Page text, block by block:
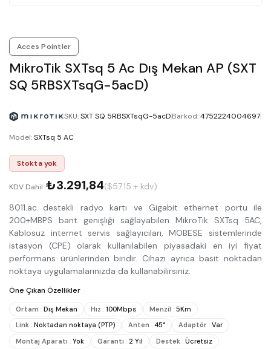
Acces Pointler
MikroTik SXTsq 5 Ac Dış Mekan AP (SXT
SQ 5RBSXTsqG-5acD)
SKU:SXT SQ 5RBSXTsqG-5acDBarkod:4752224004697
Model:SXTsq 5 AC
Stokta yok
KDV Dahil :₺3.291,84($57.15 + kdv)
8011.ac destekli radyo kartı ve Gigabit ethernet portu ile
200+MBPS bant genişliği sağlayabilen MikroTik SXTsq 5AC,
Kablosuz internet servis sağlayıcıları, MOBESE sistemlerinde
istasyon (CPE) olarak kullanılabilen piyasadaki en iyi fiyat
performans ürünlerinden biridir. Cihazı ayrıca basit noktadan
noktaya uygulamalarınızda da kullanabilirsiniz.
Öne Çıkan Özellikler
Ortam : Dış Mekan Hız : 100Mbps Menzil : 5Km
Link : Noktadan noktaya (PTP) Anten : 45° Adaptör : Var
Montaj Aparatı : Yok Garanti : 2 Yıl Destek : Ücretsiz